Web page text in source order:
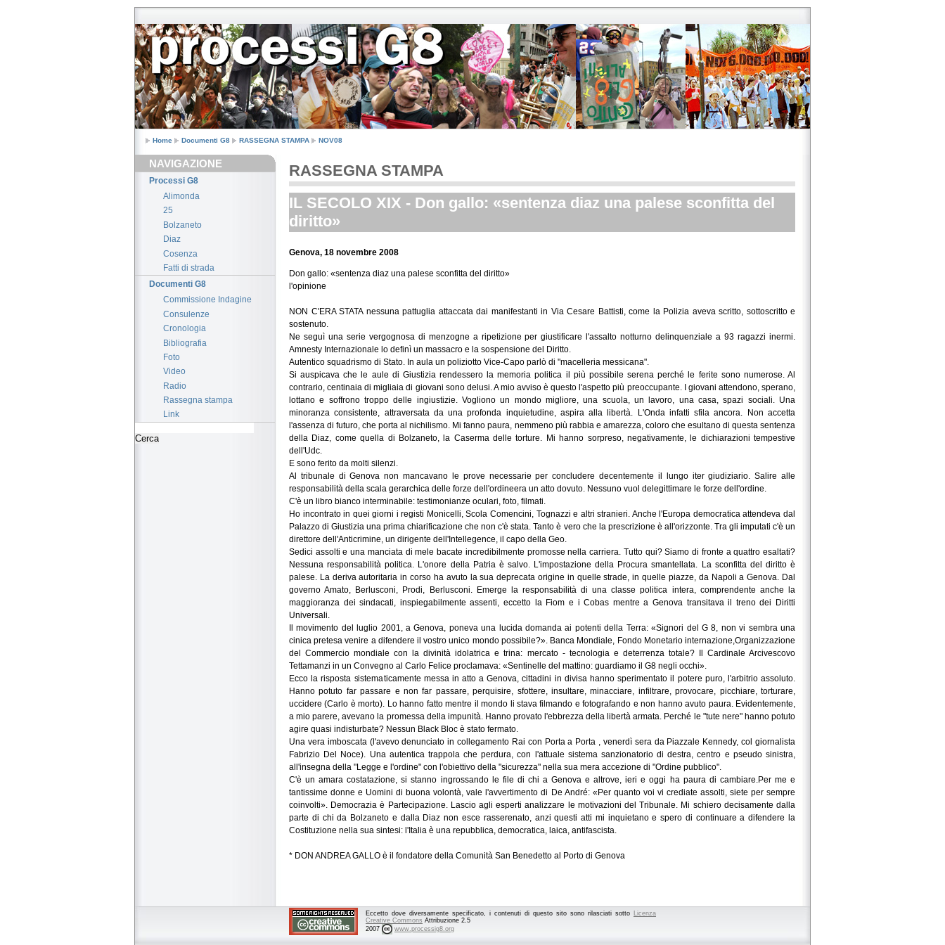
Home Documenti G8 RASSEGNA STAMPA NOV08
NAVIGAZIONE
Processi G8
Alimonda
25
Bolzaneto
Diaz
Cosenza
Fatti di strada
Documenti G8
Commissione Indagine
Consulenze
Cronologia
Bibliografia
Foto
Video
Radio
Rassegna stampa
Link
RASSEGNA STAMPA
IL SECOLO XIX - Don gallo: «sentenza diaz una palese sconfitta del
diritto»
Genova, 18 novembre 2008
Don gallo: «sentenza diaz una palese sconfitta del diritto»
l'opinione
NON C'ERA STATA nessuna pattuglia attaccata dai manifestanti in Via Cesare Battisti, come la Polizia aveva scritto, sottoscritto e
sostenuto.
Ne seguì una serie vergognosa di menzogne a ripetizione per giustificare l'assalto notturno delinquenziale a 93 ragazzi inermi.
Amnesty Internazionale lo definì un massacro e la sospensione del Diritto.
Autentico squadrismo di Stato. In aula un poliziotto Vice-Capo parlò di "macelleria messicana".
Si auspicava che le aule di Giustizia rendessero la memoria politica il più possibile serena perché le ferite sono numerose. Al
contrario, centinaia di migliaia di giovani sono delusi. A mio avviso è questo l'aspetto più preoccupante. I giovani attendono, sperano,
lottano e soffrono troppo delle ingiustizie. Vogliono un mondo migliore, una scuola, un lavoro, una casa, spazi sociali. Una
minoranza consistente, attraversata da una profonda inquietudine, aspira alla libertà. L'Onda infatti sfila ancora. Non accetta
l'assenza di futuro, che porta al nichilismo. Mi fanno paura, nemmeno più rabbia e amarezza, coloro che esultano di questa sentenza
della Diaz, come quella di Bolzaneto, la Caserma delle torture. Mi hanno sorpreso, negativamente, le dichiarazioni tempestive
dell'Udc.
E sono ferito da molti silenzi.
Al tribunale di Genova non mancavano le prove necessarie per concludere decentemente il lungo iter giudiziario. Salire alle
responsabilità della scala gerarchica delle forze dell'ordineera un atto dovuto. Nessuno vuol delegittimare le forze dell'ordine.
C'è un libro bianco interminabile: testimonianze oculari, foto, filmati.
Ho incontrato in quei giorni i registi Monicelli, Scola Comencini, Tognazzi e altri stranieri. Anche l'Europa democratica attendeva dal
Palazzo di Giustizia una prima chiarificazione che non c'è stata. Tanto è vero che la prescrizione è all'orizzonte. Tra gli imputati c'è un
direttore dell'Anticrimine, un dirigente dell'Intellegence, il capo della Geo.
Sedici assolti e una manciata di mele bacate incredibilmente promosse nella carriera. Tutto qui? Siamo di fronte a quattro esaltati?
Nessuna responsabilità politica. L'onore della Patria è salvo. L'impostazione della Procura smantellata. La sconfitta del diritto è
palese. La deriva autoritaria in corso ha avuto la sua deprecata origine in quelle strade, in quelle piazze, da Napoli a Genova. Dal
governo Amato, Berlusconi, Prodi, Berlusconi. Emerge la responsabilità di una classe politica intera, comprendente anche la
maggioranza dei sindacati, inspiegabilmente assenti, eccetto la Fiom e i Cobas mentre a Genova transitava il treno dei Diritti
Universali.
Il movimento del luglio 2001, a Genova, poneva una lucida domanda ai potenti della Terra: «Signori del G 8, non vi sembra una
cinica pretesa venire a difendere il vostro unico mondo possibile?». Banca Mondiale, Fondo Monetario internazione,Organizzazione
del Commercio mondiale con la divinità idolatrica e trina: mercato - tecnologia e deterrenza totale? Il Cardinale Arcivescovo
Tettamanzi in un Convegno al Carlo Felice proclamava: «Sentinelle del mattino: guardiamo il G8 negli occhi».
Ecco la risposta sistematicamente messa in atto a Genova, cittadini in divisa hanno sperimentato il potere puro, l'arbitrio assoluto.
Hanno potuto far passare e non far passare, perquisire, sfottere, insultare, minacciare, infiltrare, provocare, picchiare, torturare,
uccidere (Carlo è morto). Lo hanno fatto mentre il mondo li stava filmando e fotografando e non hanno avuto paura. Evidentemente,
a mio parere, avevano la promessa della impunità. Hanno provato l'ebbrezza della libertà armata. Perché le "tute nere" hanno potuto
agire quasi indisturbate? Nessun Black Bloc è stato fermato.
Una vera imboscata (l'avevo denunciato in collegamento Rai con Porta a Porta , venerdì sera da Piazzale Kennedy, col giornalista
Fabrizio Del Noce). Una autentica trappola che perdura, con l'attuale sistema sanzionatorio di destra, centro e pseudo sinistra,
all'insegna della "Legge e l'ordine" con l'obiettivo della "sicurezza" nella sua mera accezione di "Ordine pubblico".
C'è un amara costatazione, si stanno ingrossando le file di chi a Genova e altrove, ieri e oggi ha paura di cambiare.Per me e
tantissime donne e Uomini di buona volontà, vale l'avvertimento di De André: «Per quanto voi vi crediate assolti, siete per sempre
coinvolti». Democrazia è Partecipazione. Lascio agli esperti analizzare le motivazioni del Tribunale. Mi schiero decisamente dalla
parte di chi da Bolzaneto e dalla Diaz non esce rasserenato, anzi questi atti mi inquietano e spero di continuare a difendere la
Costituzione nella sua sintesi: l'Italia è una repubblica, democratica, laica, antifascista.
* DON ANDREA GALLO è il fondatore della Comunità San Benedetto al Porto di Genova
Eccetto dove diversamente specificato, i contenuti di questo sito sono rilasciati sotto
Licenza
Creative Commons Attribuzione 2.5
2007
www.processig8.org